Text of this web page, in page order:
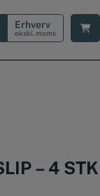
Erhverv
ekskl. moms
– 4 STK